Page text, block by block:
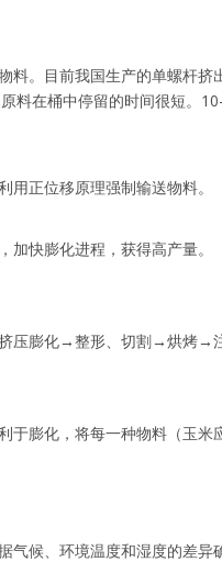
。目前我国生产的单螺杆挤
料在桶中停留的时间很短。
正位移原理强制输送物料。
快膨化进程，获得高产量。
压膨化→整形、切割→烘烤→
于膨化，将每一种物料（玉
候、环境温度和湿度的差异